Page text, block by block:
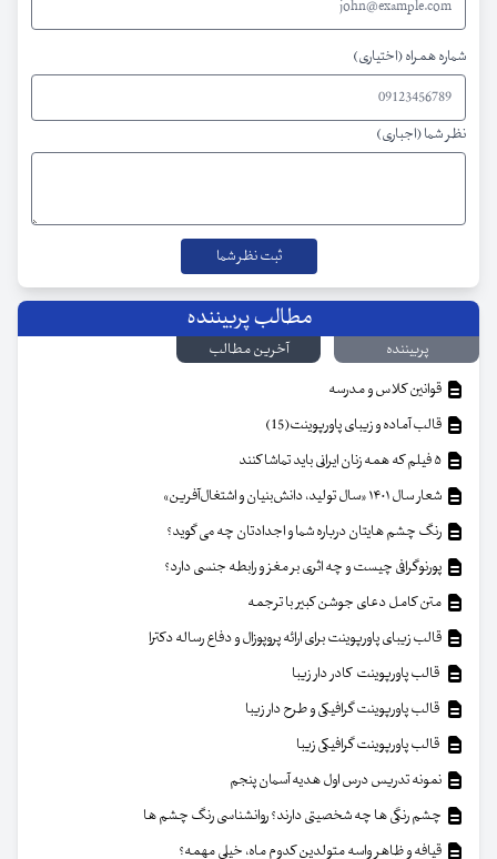
شماره همراه (اختیاری)
نظر شما (اجباری)
مطالب پربیننده
پربیننده
آخرین مطالب
قوانین کلاس و مدرسه
قالب آماده و زیبای پاورپوینت(15)
شعار سال ۱۴۰۱ «سال تولید، دانش‌بنیان و اشتغال‌آفرین»
رنگ چشم هایتان درباره شما و اجدادتان چه می گوید؟
پورنوگرافی چیست و چه اثری بر مغز و رابطه جنسی دارد؟
متن کامل دعای جوشن کبیر با ترجمه
قالب زیبای پاورپوینت برای ارائه پروپوزال و دفاع رساله دکترا
قالب پاورپوینت کادر دار زیبا
قالب پاورپوینت گرافیکی و طرح دار زیبا
قالب پاورپوینت گرافیکی زیبا
نمونه تدریس درس اول هدیه آسمان پنجم
چشم رنگی ها چه شخصیتی دارند؟ روانشناسی رنگ چشم ها
قیافه و ظاهر واسه متولدین کدوم ماه، خیلی مهمه؟